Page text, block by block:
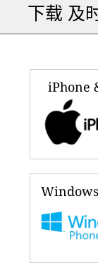
下载 及
iPhone